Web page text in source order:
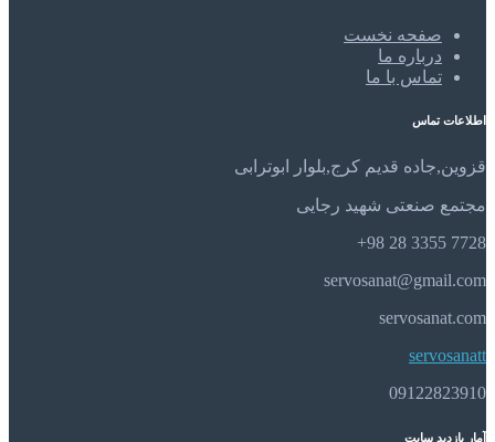
صفحه نخست
درباره ما
تماس با ما
اطلاعات تماس
قزوین,جاده قدیم کرج,بلوار ابوترابی
مجتمع صنعتی شهید رجایی
7728 3355 28 98+
servosanat@gmail.com
servosanat.com
servosanatt
09122823910
آمار بازدید سایت